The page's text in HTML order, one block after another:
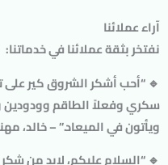
آراء عملائنا
نفتخر بثقة عملائنا في خدماتنا:
🔹 “أحب أشكر الشروق كير على
سكري وفعلاً الطاقم وودودين
ويأتون في الميعاد.” –خالد،
🔹 “السلام عليكم، لابد من